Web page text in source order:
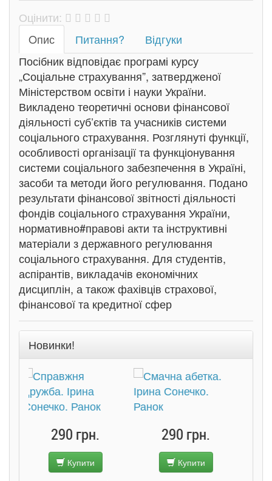
Оцінити:
Oпис
Питання?
Відгуки
Посібник відповідає програмі курсу
„Соціальне страхування”, затвердженої
Міністерством освіти і науки України.
Викладено теоретичні основи фінансової
діяльності суб’єктів та учасників системи
соціального страхування. Розглянуті функції,
особливості організації та функціонування
системи соціального забезпечення в Україні,
засоби та методи його регулювання. Подано
результати фінансової звітності діяльності
фондів соціального страхування України,
нормативно#правові акти та інструктивні
матеріали з державного регулювання
соціального страхування. Для студентів,
аспірантів, викладачів економічних
дисциплін, а також фахівців страхової,
фінансової та кредитної сфер
Новинки!
290 грн.
Купити